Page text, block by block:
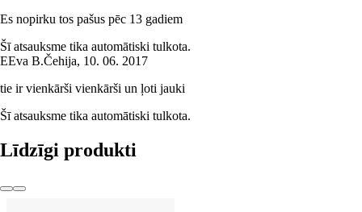
Es nopirku tos pašus pēc 13 gadiem
Šī atsauksme tika automātiski tulkota.
EEva B.Čehija, 10. 06. 2017
tie ir vienkārši vienkārši un ļoti jauki
Šī atsauksme tika automātiski tulkota.
Līdzīgi produkti